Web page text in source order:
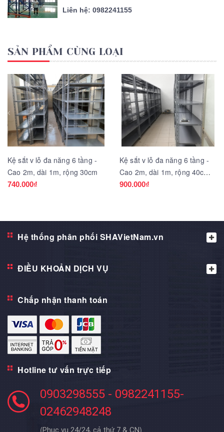
Liên hệ: 0982241155
SẢN PHẨM CÙNG LOẠI
Kệ sắt v lỗ đa năng 6 tầng -
Cao 2m, dài 1m, rộng 30cm
740.000₫
Kệ sắt v lỗ đa năng 6 tầng -
Cao 2m, dài 1m, rộng 40cm -
SHA lắp tại LILAMA Minh
900.000₫
Hệ thống phân phối SHAVietNam.vn
ĐIỀU KHOẢN DỊCH VỤ
Chấp nhận thanh toán
Hotline tư vấn trực tiếp
0903298555 - 0982241155-
02462948248
( )